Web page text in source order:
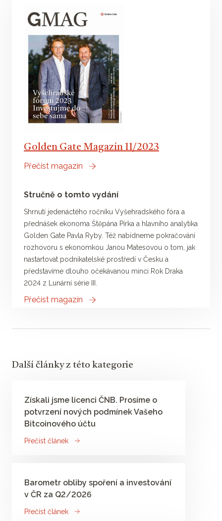
Golden Gate Magazín 11/2023
Přečíst magazín
Stručně o tomto vydání
Shrnutí jedenáctého ročníku Vyšehradského fóra a
přednášek ekonoma Štěpána Pírka a hlavního analytika
Golden Gate Pavla Ryby. Též nabídneme pokračování
rozhovoru s ekonomkou Janou Matesovou o tom, jak
nastartovat podnikatelské prostředí v Česku a
představíme dlouho očekávanou minci Rok Draka
2024 z Lunární série III.
Přečíst magazín
Další články z této kategorie
Získali jsme licenci ČNB. Prosíme o
potvrzení nových podmínek Vašeho
Bitcoinového účtu
Přečíst článek
Barometr obliby spoření a investování
v ČR za Q2/2026
Přečíst článek